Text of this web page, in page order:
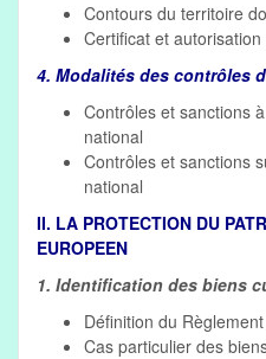
Contours du territoire
Certificat et
4. Modalités des contrôles
Contrôles et sanctions
national
Contrôles et sanctions
national
II. LA PROTECTION DU
EUROPEEN
1. Identification des biens
Définition du
Cas particulier des